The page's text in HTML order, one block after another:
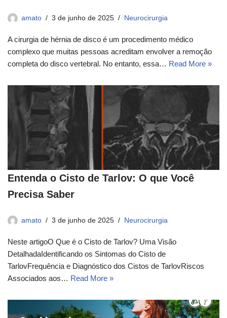
amato 3 de junho de 2025 Neurocirurgia
A cirurgia de hérnia de disco é um procedimento médico
complexo que muitas pessoas acreditam envolver a remoção
completa do disco vertebral. No entanto, essa… Read More »
Entenda o Cisto de Tarlov: O que Você
Precisa Saber
amato 3 de junho de 2025 Neurocirurgia
Neste artigoO Que é o Cisto de Tarlov? Uma Visão
DetalhadaIdentificando os Sintomas do Cisto de
TarlovFrequência e Diagnóstico dos Cistos de TarlovRiscos
Associados aos… Read More »